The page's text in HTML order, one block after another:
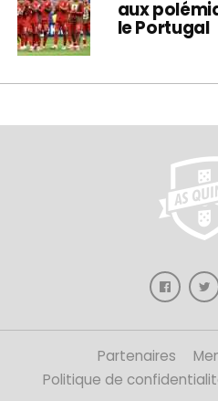
aux
le Portugal
Partenaires
Politique de